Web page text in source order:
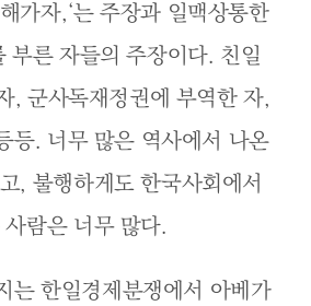
가자,‘는 주장과 일맥상통한
부른 자들의 주장이다. 친일
, 군사독재정권에 부역한 자,
등. 너무 많은 역사에서 나온
, 불행하게도 한국사회에서
람은 너무 많다.
는 한일경제분쟁에서 아베가